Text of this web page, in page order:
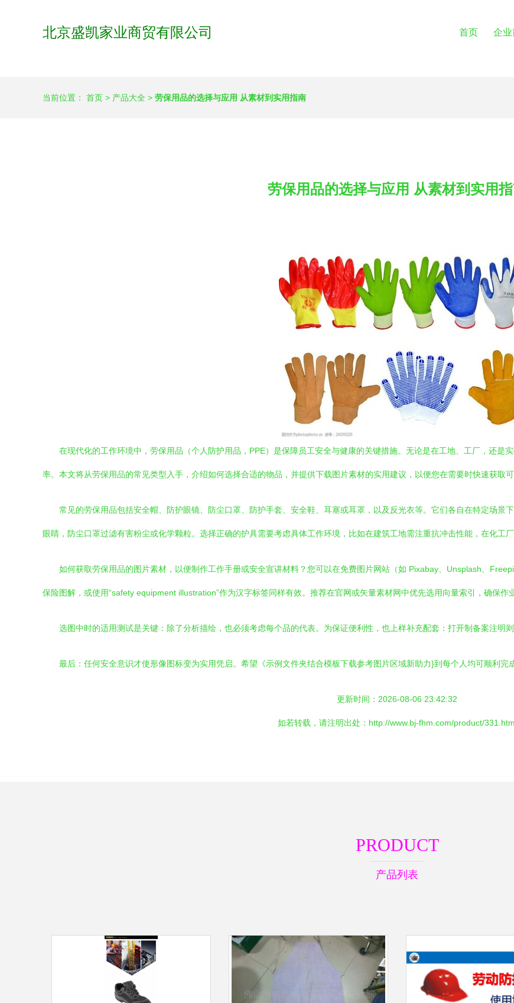
北京盛凯家业商贸有限公司 首页 企业
当前位置： 首页 > 产品大全 > 劳保用品的选择与应用 从素材到实用指南
劳保用品的选择与应用 从素材到实用
在现代化的工作环境中，劳保用品（个人防护用品，PPE）是保障员工安全与健康的关键措施。无论是在工地、工厂，还是
率。本文将从劳保用品的常见类型入手，介绍如何选择合适的物品，并提供下载图片素材的实用建议，以便您在需要时快速获取可
常见的劳保用品包括安全帽、防护眼镜、防尘口罩、防护手套、安全鞋、耳塞或耳罩，以及反光衣等。它们各自在特定场景
眼睛，防尘口罩过滤有害粉尘或化学颗粒。选择正确的护具需要考虑具体工作环境，比如在建筑工地需注重抗冲击性能，在化工厂
如何获取劳保用品的图片素材，以便制作工作手册或安全宣讲材料？您可以在免费图片网站（如 Pixabay、Unsplash、
保险图解，或使用“safety equipment illustration”作为汉字标签同样有效。推荐在官网或矢量素材网中优先选用向量索引，确保作
选图中时的适用测试是关键：除了分析描绘，也必须考虑每个品的代表。为保证便利性，也上样补充配套：打开制备案注明
最后：任何安全意识才使形像图标变为实用凭启。希望《示例文件夹结合模板下载参考图片区域新助力}到每个人均可顺利完
更新时间：2026-08-06 23:42:32
如若转载，请注明出处：http://www.bj-fhm.com/product/
PRODUCT
产品列表